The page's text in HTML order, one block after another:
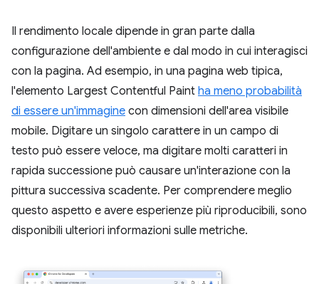
Il rendimento locale dipende in gran parte dalla
configurazione dell'ambiente e dal modo in cui interagisci
con la pagina. Ad esempio, in una pagina web tipica,
l'elemento Largest Contentful Paint ha meno probabilità
di essere un'immagine con dimensioni dell'area visibile
mobile. Digitare un singolo carattere in un campo di
testo può essere veloce, ma digitare molti caratteri in
rapida successione può causare un'interazione con la
pittura successiva scadente. Per comprendere meglio
questo aspetto e avere esperienze più riproducibili, sono
disponibili ulteriori informazioni sulle metriche.